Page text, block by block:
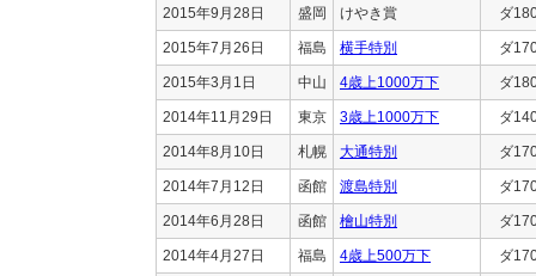
2015年9月28日 盛岡 けやき賞 ダ
2015年7月26日 福島 横手特別 ダ
2015年3月1日 中山 4歳上1000万下 ダ
2014年11月29日 東京 3歳上1000万下 ダ
2014年8月10日 札幌 大通特別 ダ
2014年7月12日 函館 渡島特別 ダ
2014年6月28日 函館 檜山特別 ダ
2014年4月27日 福島 4歳上500万下 ダ